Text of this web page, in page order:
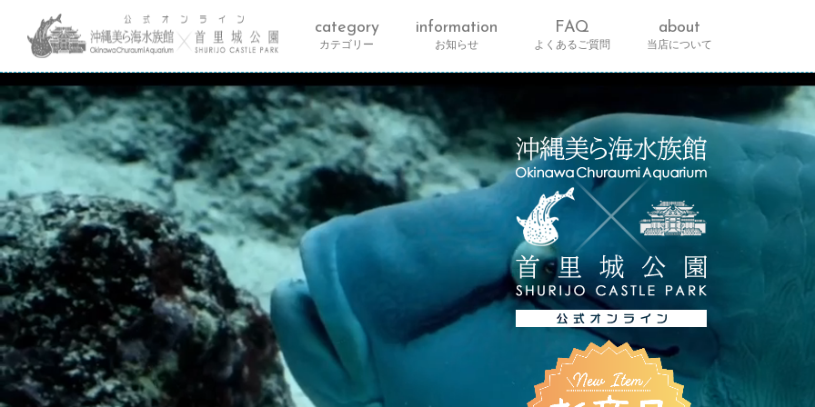
category
カテゴリー
information
お知らせ
FAQ
よくあるご質問
about
当店について